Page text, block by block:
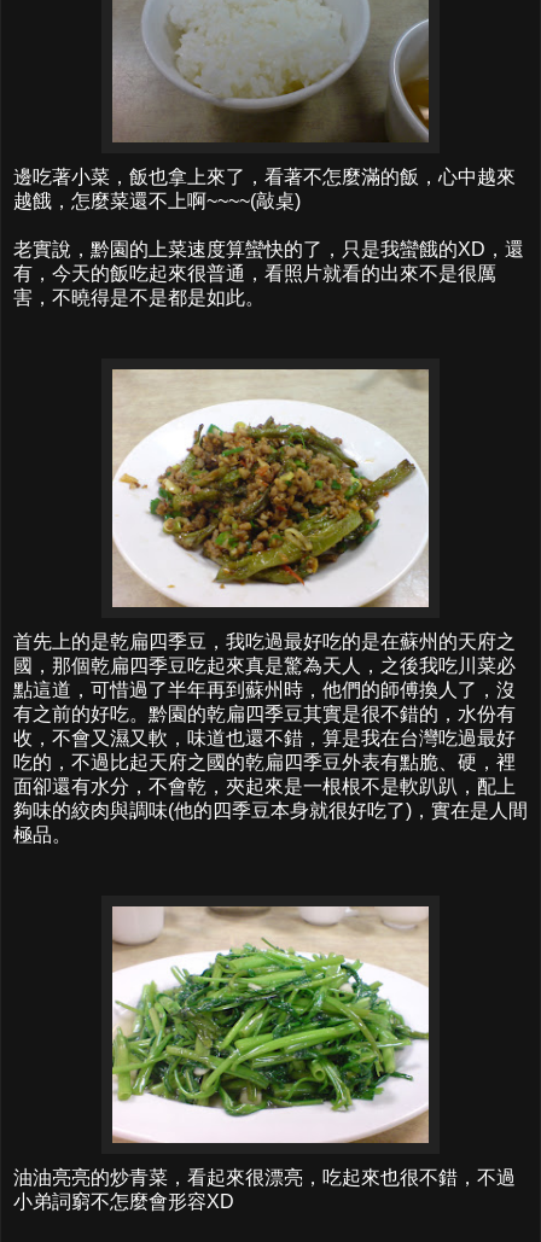
邊吃著小菜，飯也拿上來了，看著不怎麼滿的飯，心中越來
越餓，怎麼菜還不上啊~~~~(敲桌)
老實說，黔園的上菜速度算蠻快的了，只是我蠻餓的XD，還
有，今天的飯吃起來很普通，看照片就看的出來不是很厲
害，不曉得是不是都是如此。
首先上的是乾扁四季豆，我吃過最好吃的是在蘇州的天府之
國，那個乾扁四季豆吃起來真是驚為天人，之後我吃川菜必
點這道，可惜過了半年再到蘇州時，他們的師傅換人了，沒
有之前的好吃。黔園的乾扁四季豆其實是很不錯的，水份有
收，不會又濕又軟，味道也還不錯，算是我在台灣吃過最好
吃的，不過比起天府之國的乾扁四季豆外表有點脆、硬，裡
面卻還有水分，不會乾，夾起來是一根根不是軟趴趴，配上
夠味的絞肉與調味(他的四季豆本身就很好吃了)，實在是人間
極品。
油油亮亮的炒青菜，看起來很漂亮，吃起來也很不錯，不過
小弟詞窮不怎麼會形容XD